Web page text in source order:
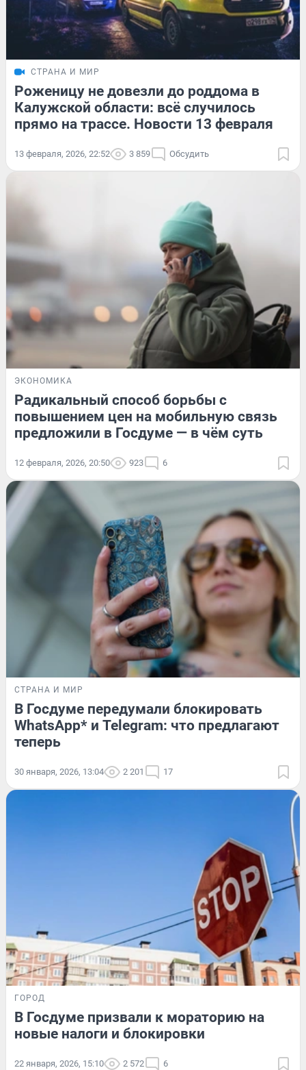
СТРАНА И МИР
Роженицу не довезли до роддома в
Калужской области: всё случилось
прямо на трассе. Новости 13 февраля
13 февраля, 2026, 22:52 3 859 Обсудить
ЭКОНОМИКА
Радикальный способ борьбы с
повышением цен на мобильную связь
предложили в Госдуме — в чём суть
12 февраля, 2026, 20:50 923 6
СТРАНА И МИР
В Госдуме передумали блокировать
WhatsApp* и Telegram: что предлагают
теперь
30 января, 2026, 13:04 2 201 17
ГОРОД
В Госдуме призвали к мораторию на
новые налоги и блокировки
22 января, 2026, 15:10 2 572 6